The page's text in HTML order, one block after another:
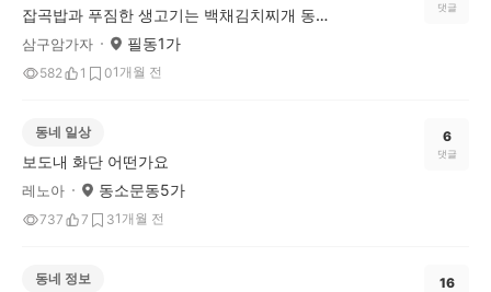
잡곡밥과 푸짐한 생고기는 백채김치찌개 동국대점에서~~
삼구암가자 필동1가
582 1 01개월 전
댓글
동네 일상
보도내 화단 어떤가요
레노아 동소문동5가
737 7 31개월 전
6
댓글
동네 정보 16